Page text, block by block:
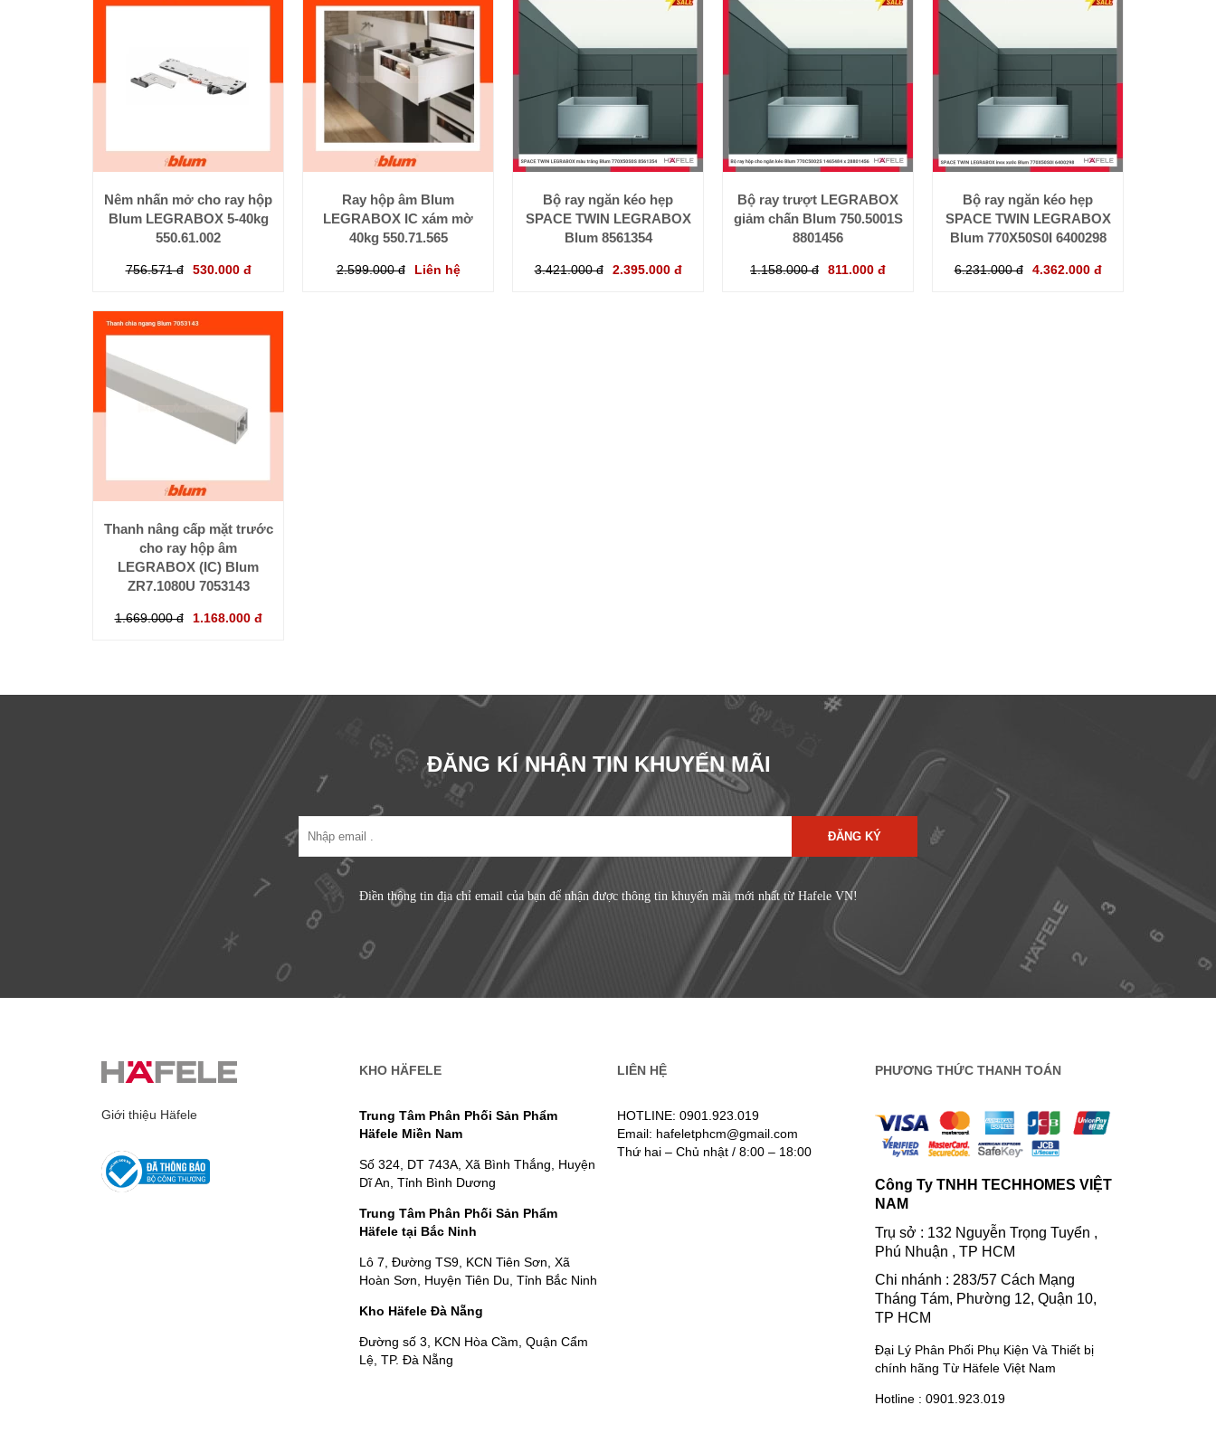
Nêm nhấn mở cho ray hộp
Blum LEGRABOX 5-40kg
550.61.002
756.571 đ 530.000 đ
Ray hộp âm Blum
LEGRABOX IC xám mờ
40kg 550.71.565
2.599.000 đ Liên hệ
Bộ ray ngăn kéo hẹp
SPACE TWIN LEGRABOX
Blum 8561354
3.421.000 đ 2.395.000 đ
Bộ ray trượt LEGRABOX
giảm chấn Blum 750.5001S
8801456
1.158.000 đ 811.000 đ
Bộ ray ngăn kéo hẹp
SPACE TWIN LEGRABOX
Blum 770X50S0I 6400298
6.231.000 đ 4.362.000 đ
Thanh nâng cấp mặt trước
cho ray hộp âm
LEGRABOX (IC) Blum
ZR7.1080U 7053143
1.669.000 đ 1.168.000 đ
ĐĂNG KÍ NHẬN TIN KHUYẾN MÃI
ĐĂNG KÝ
Điền thông tin địa chỉ email của bạn để nhận được thông tin khuyến mãi mới nhất từ Hafele VN!
Giới thiệu Häfele
KHO HÄFELE
Trung Tâm Phân Phối Sản Phẩm
Häfele Miền Nam
Số 324, DT 743A, Xã Bình Thắng, Huyện
Dĩ An, Tỉnh Bình Dương
Trung Tâm Phân Phối Sản Phẩm
Häfele tại Bắc Ninh
Lô 7, Đường TS9, KCN Tiên Sơn, Xã
Hoàn Sơn, Huyện Tiên Du, Tỉnh Bắc Ninh
Kho Häfele Đà Nẵng
Đường số 3, KCN Hòa Cầm, Quận Cẩm
Lệ, TP. Đà Nẵng
LIÊN HỆ
HOTLINE: 0901.923.019
Email: hafeletphcm@gmail.com
Thứ hai – Chủ nhật / 8:00 – 18:00
PHƯƠNG THỨC THANH TOÁN
Công Ty TNHH TECHHOMES VIỆT
NAM
Trụ sở : 132 Nguyễn Trọng Tuyển ,
Phú Nhuận , TP HCM
Chi nhánh : 283/57 Cách Mạng
Tháng Tám, Phường 12, Quận 10,
TP HCM
Đại Lý Phân Phối Phụ Kiện Và Thiết bị
chính hãng Từ Häfele Việt Nam
Hotline : 0901.923.019